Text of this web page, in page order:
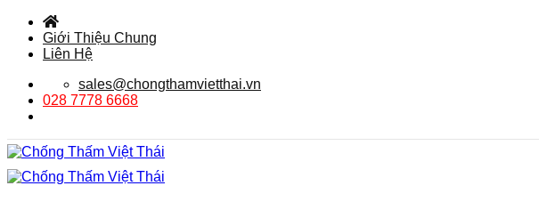
qua
Giới Thiệu Chung
Liên Hệ
sales@chongthamvietthai.vn
028 7778 6668